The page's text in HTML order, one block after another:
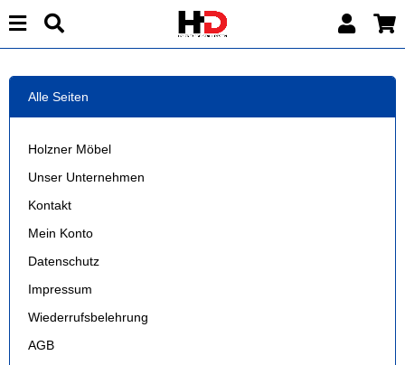
Alle Seiten
Holzner Möbel
Unser Unternehmen
Kontakt
Mein Konto
Datenschutz
Impressum
Wiederrufsbelehrung
AGB